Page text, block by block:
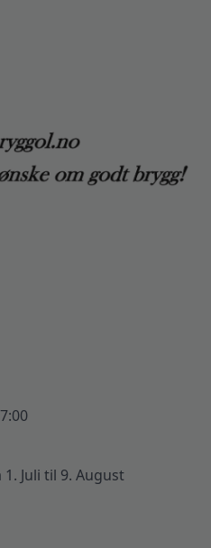
Juli til 9. August